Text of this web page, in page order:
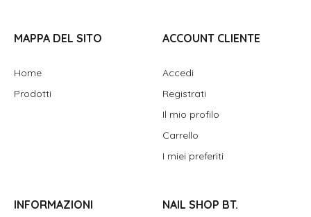
MAPPA DEL SITO
Home
Prodotti
ACCOUNT CLIENTE
Accedi
Registrati
Il mio profilo
Carrello
I miei preferiti
INFORMAZIONI NAIL SHOP BT.